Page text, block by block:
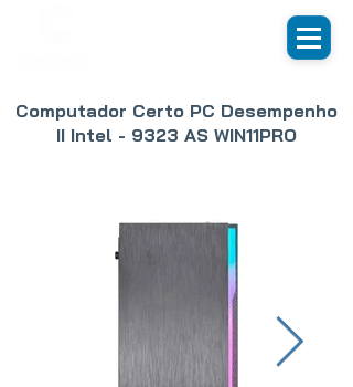
Computador Certo PC Desempenho
II Intel - 9323 AS WIN11PRO